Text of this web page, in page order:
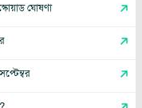
ঘোষণা